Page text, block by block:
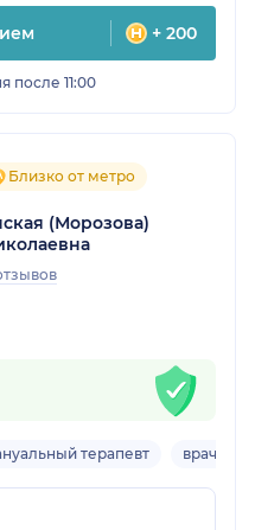
+ 200
после 11:00
Близко от метро
(Морозова)
терапевт врач УЗД